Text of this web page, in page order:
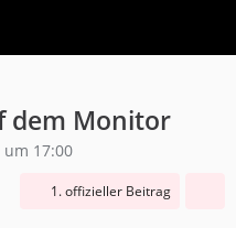
dem Monitor
um 17:00
1. offizieller Beitrag